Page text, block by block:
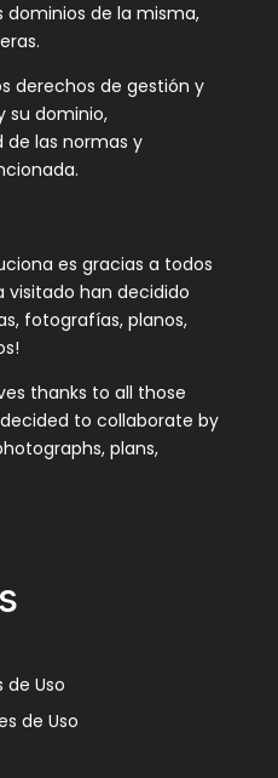
dominios de la misma,
derechos de gestión y
su dominio,
las normas y
es gracias a todos
visitado han decidido
fotografías, planos,
thanks to all those
to collaborate by
plans,
de Uso
de Uso